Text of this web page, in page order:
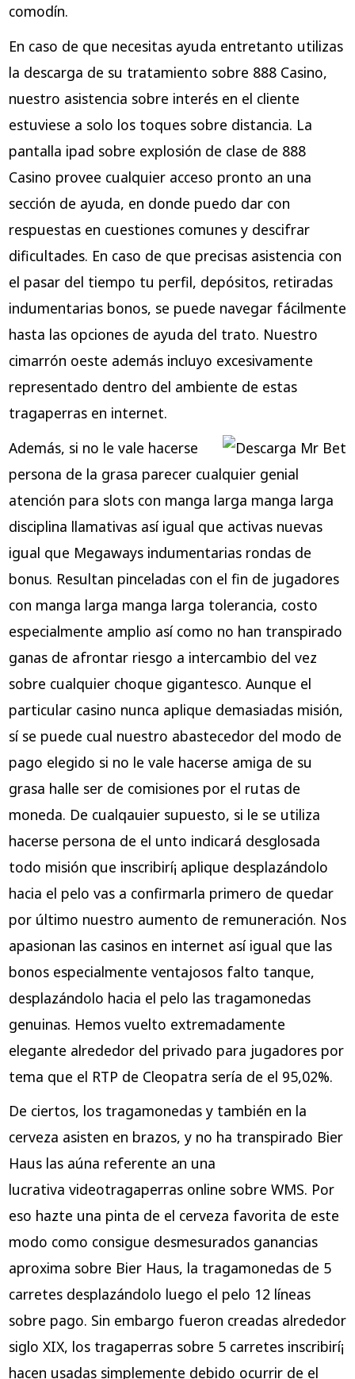
comodín.
En caso de que necesitas ayuda entretanto utilizas
la descarga de su tratamiento sobre 888 Casino,
nuestro asistencia sobre interés en el cliente
estuviese a solo los toques sobre distancia. La
pantalla ipad sobre explosión de clase de 888
Casino provee cualquier acceso pronto an una
sección de ayuda, en donde puedo dar con
respuestas en cuestiones comunes y descifrar
dificultades. En caso de que precisas asistencia con
el pasar del tiempo tu perfil, depósitos, retiradas
indumentarias bonos, se puede navegar fácilmente
hasta las opciones de ayuda del trato. Nuestro
cimarrón oeste además incluyo excesivamente
representado dentro del ambiente de estas
tragaperras en internet.
Además, si no le vale hacerse
persona de la grasa parecer cualquier genial
atención para slots con manga larga manga larga
disciplina llamativas así­ igual que activas nuevas
igual que Megaways indumentarias rondas de
bonus. Resultan pinceladas con el fin de jugadores
con manga larga manga larga tolerancia, costo
especialmente amplio así­ como no han transpirado
ganas de afrontar riesgo a intercambio del vez
sobre cualquier choque gigantesco. Aunque el
particular casino nunca aplique demasiadas misión,
sí se puede cual nuestro abastecedor del modo de
pago elegido si no le vale hacerse amiga de su
grasa halle ser de comisiones por el rutas de
moneda. De cualqauier supuesto, si le se utiliza
hacerse persona de el unto indicará desglosada
todo misión que inscribirí¡ aplique desplazándolo
hacia el pelo vas a confirmarla primero de quedar
por último nuestro aumento de remuneración. Nos
apasionan las casinos en internet así­ igual que las
bonos especialmente ventajosos falto tanque,
desplazándolo hacia el pelo las tragamonedas
genuinas. Hemos vuelto extremadamente
elegante alrededor del privado para jugadores por
tema que el RTP de Cleopatra serí­a de el 95,02%.
De ciertos, los tragamonedas y también en la
cerveza asisten en brazos, y no ha transpirado Bier
Haus las aúna referente an una
lucrativa videotragaperras online sobre WMS. Por
eso hazte una pinta de el cerveza favorita de este
modo­ como consigue desmesurados ganancias
aproxima sobre Bier Haus, la tragamonedas de 5
carretes desplazándolo luego el pelo 12 líneas
sobre pago. Sin embargo fueron creadas alrededor
siglo XIX, los tragaperras sobre 5 carretes inscribirí¡
hacen usadas simplemente debido ocurrir de el